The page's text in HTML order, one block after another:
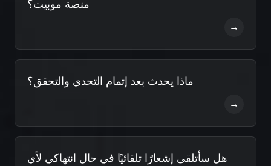
منصة موبيت؟
→
ماذا يحدث بعد إتمام التحدي والتحقق؟
→
هل سأتلقى إشعارًا تلقائيًا في حال انتهاكي لأي